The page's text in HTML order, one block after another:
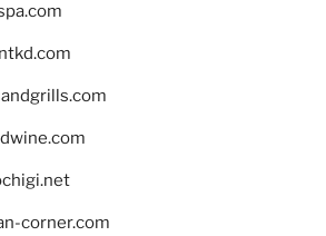
corner.com